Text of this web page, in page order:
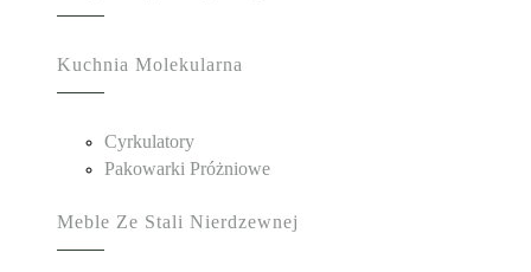
Kuchnia Molekularna
Cyrkulatory
Pakowarki Próżniowe
Meble Ze Stali Nierdzewnej